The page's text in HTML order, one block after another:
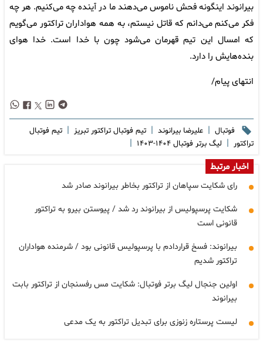
بیرانوند اینگونه فحش ناموس می‌دهند ما در آینده چه می‌کنیم. هر چه
فکر می‌کنم می‌دانم که قاتل نیستم، به همه هواداران تراکتور می‌گویم
که امسال این تیم قهرمان می‌شود چون با خدا است. خدا هوای
بنده‌هایش را دارد.
انتهای پیام/
فوتبال | علیرضا بیرانوند | تیم فوتبال تراکتور تبریز | تیم فوتبال
تراکتور | لیگ برتر فوتبال ۱۴۰۴-۱۴۰۳ |
اخبار مرتبط
رای شکایت سپاهان از تراکتور بخاطر بیرانوند صادر شد
شکایت پرسپولیس از بیرانوند رد شد / پیوستن بیرو به تراکتور
قانونی است
بیرانوند: فسخ قراردادم با پرسپولیس قانونی بود / شرمنده هواداران
تراکتور شدیم
اولین جنجال لیگ برتر فوتبال: شکایت مس رفسنجان از تراکتور بابت
بیرانوند
لیست پرستاره زنوزی برای تبدیل تراکتور به یک مدعی